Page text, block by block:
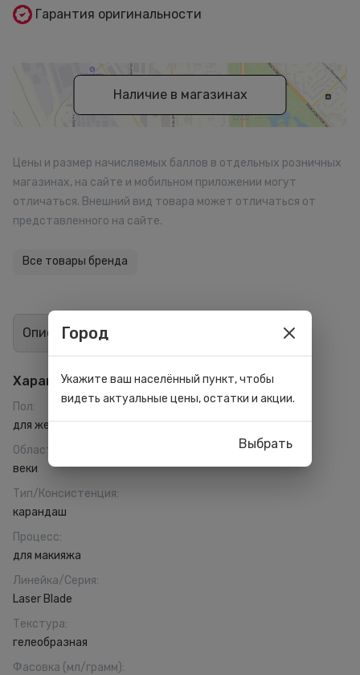
Гарантия оригинальности
Наличие в магазинах
Цены и размер начисляемых баллов в отдельных розничных
магазинах, на сайте и мобильном приложении могут
отличаться. Внешний вид товара может отличаться от
представленного на сайте.
Все товары бренда
Описание Отзывы
Характеристики
Пол:
для женщин
Область применения
веки
Тип/Консистенция:
карандаш
Процесс:
для макияжа
Линейка/Серия:
Laser Blade
Текстура:
гелеобразная
Фасовка (мл/грамм):
Город
Укажите ваш населённый пункт, чтобы
видеть актуальные цены, остатки и акции.
Выбрать